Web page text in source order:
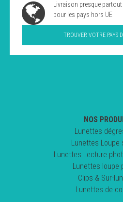
Livraison presque
pour les pays hors UE
TROUVER VOTRE PAYS
NOS
Lunettes
Lunettes Loupe
Lunettes Lecture
Lunettes loupe
Clips & Sur-
Lunettes de